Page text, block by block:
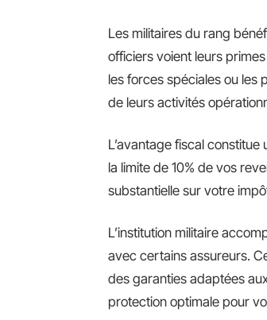
Les militaires du rang
officiers voient leurs
les forces spéciales ou les
de leurs activités
L’avantage fiscal
la limite de 10% de vos
substantielle sur votre
L’institution militaire
avec certains assureurs.
des garanties adaptées
protection optimale pour